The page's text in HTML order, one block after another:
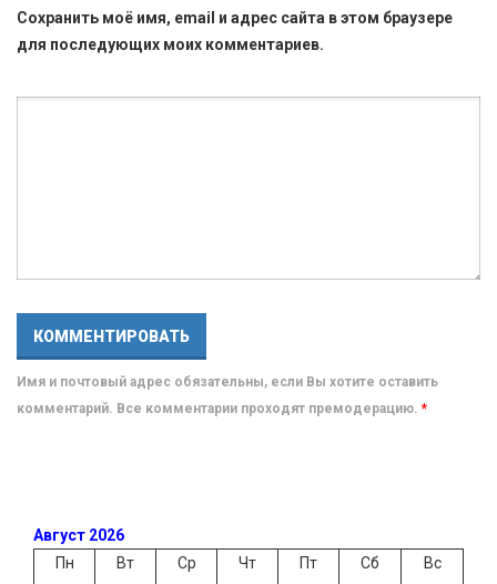
Сохранить моё имя, email и адрес сайта в этом браузере
для последующих моих комментариев.
Имя и почтовый адрес обязательны, если Вы хотите оставить
комментарий. Все комментарии проходят премодерацию. *
Август 2026
Пн
Вт Ср Чт Пт Сб Вс